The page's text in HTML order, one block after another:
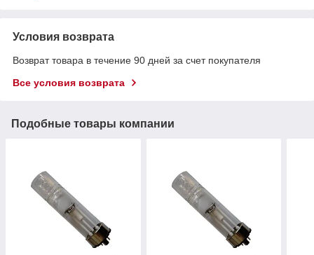
Условия возврата
Возврат товара в течение 90 дней за счет покупателя
Все условия возврата
Подобные товары компании